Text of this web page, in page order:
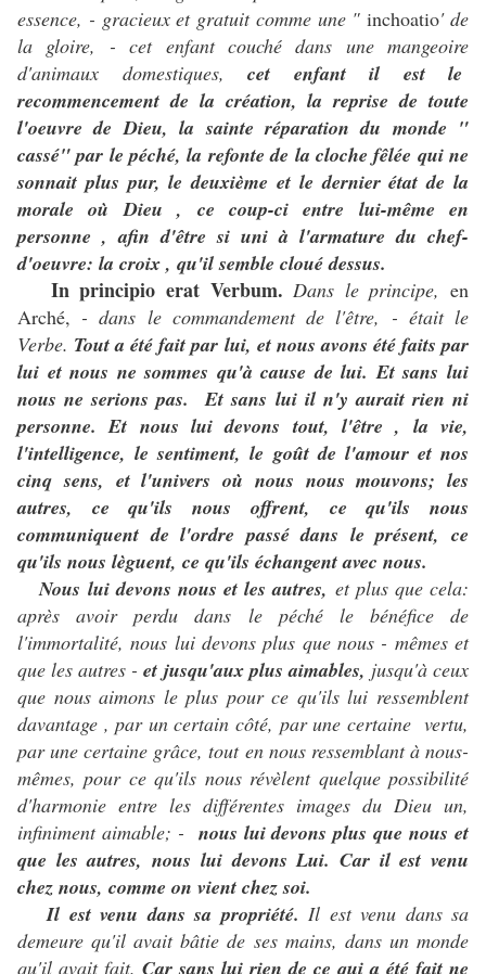
essence, - gracieux et gratuit comme une "inchoatio' de
la gloire, - cet enfant couché dans une mangeoire
d'animaux domestiques, cet enfant il est le
recommencement de la création, la reprise de toute
l'oeuvre de Dieu, la sainte réparation du monde "
cassé" par le péché, la refonte de la cloche fêlée qui ne
sonnait plus pur, le deuxième et le dernier état de la
morale où Dieu , ce coup-ci entre lui-même en
personne , afin d'être si uni à l'armature du chef-
d'oeuvre: la croix , qu'il semble cloué dessus.
In principio erat Verbum.Dans le principe,en
Arché, - dans le commandement de l'être, - était le
Verbe. Tout a été fait par lui, et nous avons été faits par
lui et nous ne sommes qu'à cause de lui. Et sans lui
nous ne serions pas. Et sans lui il n'y aurait rien ni
personne. Et nous lui devons tout, l'être , la vie,
l'intelligence, le sentiment, le goût de l'amour et nos
cinq sens, et l'univers où nous nous mouvons; les
autres, ce qu'ils nous offrent, ce qu'ils nous
communiquent de l'ordre passé dans le présent, ce
qu'ils nous lèguent, ce qu'ils échangent avec nous.
Nous lui devons nous et les autres, et plus que cela:
après avoir perdu dans le péché le bénéfice de
l'immortalité, nous lui devons plus que nous - mêmes et
que les autres -et jusqu'aux plus aimables, jusqu'à ceux
que nous aimons le plus pour ce qu'ils lui ressemblent
davantage , par un certain côté, par une certaine vertu,
par une certaine grâce, tout en nous ressemblant à nous-
mêmes, pour ce qu'ils nous révèlent quelque possibilité
d'harmonie entre les différentes images du Dieu un,
infiniment aimable; - nous lui devons plus que nous et
que les autres, nous lui devons Lui. Car il est venu
chez nous, comme on vient chez soi.
Il est venu dans sa propriété.Il est venu dans sa
demeure qu'il avait bâtie de ses mains, dans un monde
qu'il avait fait. Car sans lui rien de ce qui a été fait ne